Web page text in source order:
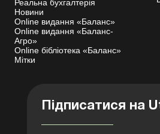
Реальна бухгалтерія
Новини
Online видання «Баланс»
Online видання «Баланс-
Агро»
Online бібліотека «Баланс»
Мітки
Підписатися на